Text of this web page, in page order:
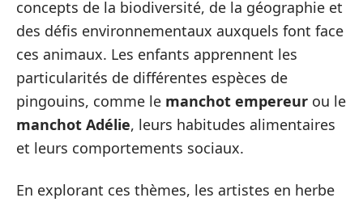
concepts de la biodiversité, de la géographie et
des défis environnementaux auxquels font face
ces animaux. Les enfants apprennent les
particularités de différentes espèces de
pingouins, comme le manchot empereur ou le
manchot Adélie, leurs habitudes alimentaires
et leurs comportements sociaux.
En explorant ces thèmes, les artistes en herbe